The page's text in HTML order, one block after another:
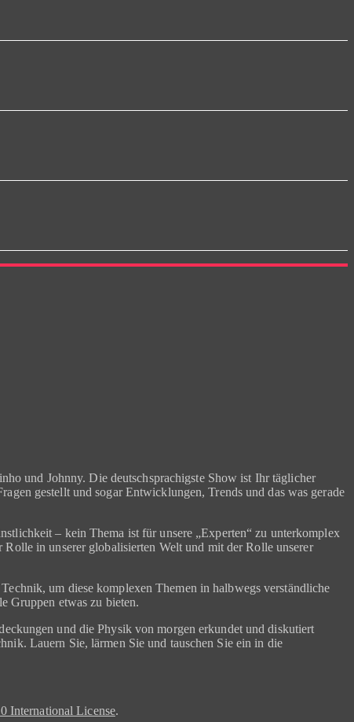
und Johnny. Die deutschsprachigste Show ist Ihr täglicher
gestellt und sogar Entwicklungen, Trends und das was gerade
– kein Thema ist für unsere „Experten“ zu unterkomplex
in unserer globalisierten Welt und mit der Rolle unserer
um diese komplexen Themen in halbwegs verständliche
Gruppen etwas zu bieten.
und die Physik von morgen erkundet und diskutiert
Lauern Sie, lärmen Sie und tauschen Sie ein in die
International License.